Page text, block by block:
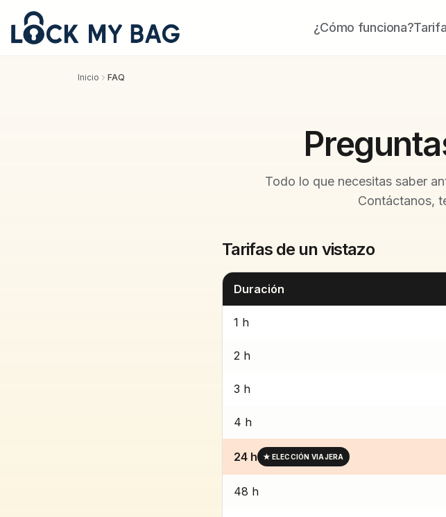
¿Cómo funciona?
Inicio FAQ
Todo lo que necesitas saber
Contáctanos,
Tarifas de un vistazo
Duración
1 h
2 h
3 h
4 h
24 h ★ ELECCIÓN VIAJERA
48 h